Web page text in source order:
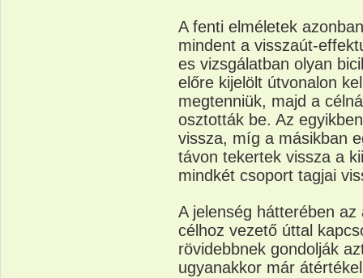
A fenti elméletek
mindent a visszaút-
es vizsgálatban olyan
előre kijelölt útvonalon
megtenniük, majd a
osztották be. Az
vissza, míg a másikban
távon tekertek vissza a
mindkét csoport tagjai
A jelenség hátterében
célhoz vezető úttal
rövidebbnek gondolják
ugyanakkor már